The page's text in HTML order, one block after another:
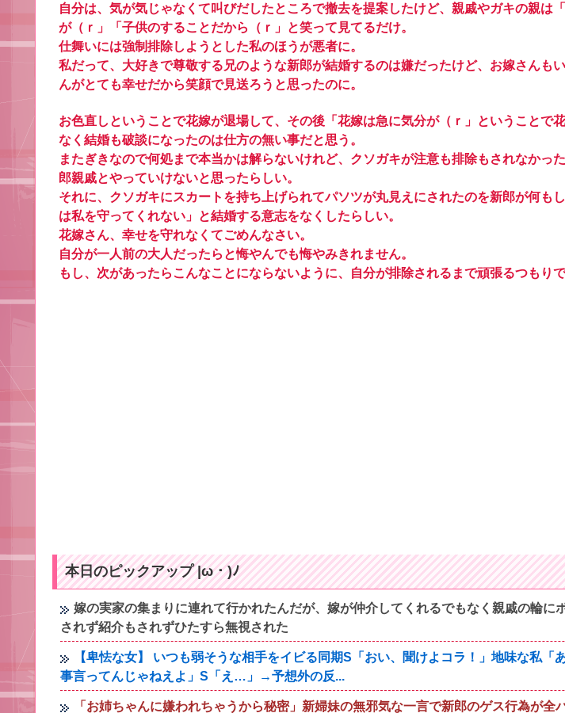
自分は、気が気じゃなくて叫びだしたところで撤去を提案したけど、親戚やガキの親は
が（ｒ」「子供のすることだから（ｒ」と笑って見てるだけ。
仕舞いには強制排除しようとした私のほうが悪者に。
私だって、大好きで尊敬する兄のような新郎が結婚するのは嫌だったけど、お嫁さんも
んがとても幸せだから笑顔で見送ろうと思ったのに。
お色直しということで花嫁が退場して、その後「花嫁は急に気分が（ｒ」ということで
なく結婚も破談になったのは仕方の無い事だと思う。
またぎきなので何処まで本当かは解らないけれど、クソガキが注意も排除もされなかっ
郎親戚とやっていけないと思ったらしい。
それに、クソガキにスカートを持ち上げられてパソツが丸見えにされたのを新郎が何も
は私を守ってくれない」と結婚する意志をなくしたらしい。
花嫁さん、幸せを守れなくてごめんなさい。
自分が一人前の大人だったらと悔やんでも悔やみきれません。
もし、次があったらこんなことにならないように、自分が排除されるまで頑張るつもりで
本日のピックアップ |ω・)ﾉ
嫁の実家の集まりに連れて行かれたんだが、嫁が仲介してくれるでもなく親戚の輪に
されず紹介もされずひたすら無視された
【卑怯な女】 いつも弱そうな相手をイビる同期S「おい、聞けよコラ！」地味な私「
事言ってんじゃねえよ」S「え…」→予想外の反...
「お姉ちゃんに嫌われちゃうから秘密」新婦妹の無邪気な一言で新郎のゲス行為が